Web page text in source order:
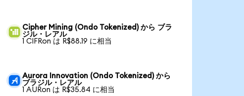
Cipher Mining (Ondo Tokenized) から ブラ
ジル・レアル
1 CIFRon は R$88.19 に相当
Aurora Innovation (Ondo Tokenized) から
ブラジル・レアル
1 AURon は R$35.84 に相当